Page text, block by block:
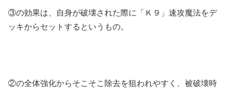
③の効果は、自身が破壊された際に「Ｋ９」速攻魔法をデ
ッキからセットするというもの。
②の全体強化からそこそこ除去を狙われやすく、被破壊時